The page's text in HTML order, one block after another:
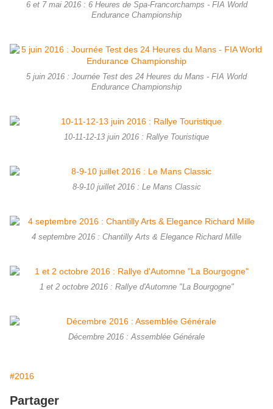
6 et 7 mai 2016 : 6 Heures de Spa-Francorchamps - FIA World
Endurance Championship
5 juin 2016 : Journée Test des 24 Heures du Mans - FIA World
Endurance Championship
10-11-12-13 juin 2016 : Rallye Touristique
8-9-10 juillet 2016 : Le Mans Classic
4 septembre 2016 : Chantilly Arts & Elegance Richard Mille
1 et 2 octobre 2016 : Rallye d'Automne "La Bourgogne"
Décembre 2016 : Assemblée Générale
#2016
Partager